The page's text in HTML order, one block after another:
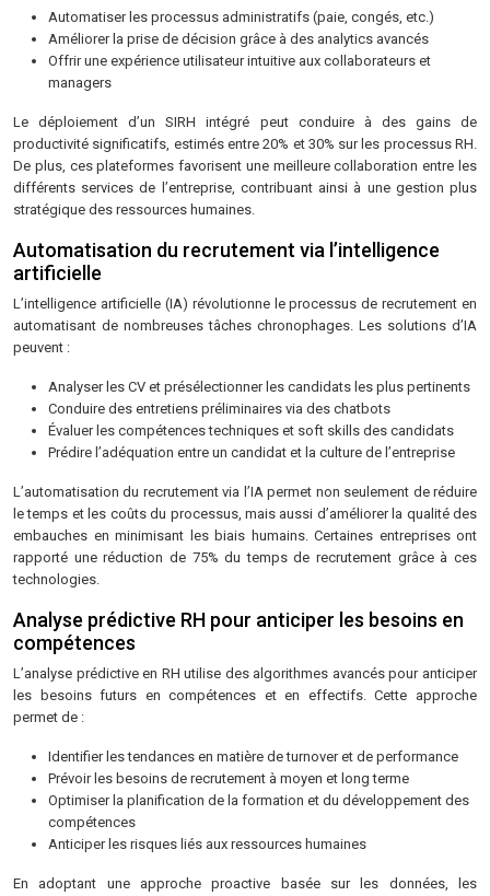
Automatiser les processus administratifs (paie, congés, etc.)
Améliorer la prise de décision grâce à des analytics avancés
Offrir une expérience utilisateur intuitive aux collaborateurs et
managers
Le déploiement d’un SIRH intégré peut conduire à des gains de
productivité significatifs, estimés entre 20% et 30% sur les processus RH.
De plus, ces plateformes favorisent une meilleure collaboration entre les
différents services de l’entreprise, contribuant ainsi à une gestion plus
stratégique des ressources humaines.
Automatisation du recrutement via l’intelligence
artificielle
L’intelligence artificielle (IA) révolutionne le processus de recrutement en
automatisant de nombreuses tâches chronophages. Les solutions d’IA
peuvent :
Analyser les CV et présélectionner les candidats les plus pertinents
Conduire des entretiens préliminaires via des chatbots
Évaluer les compétences techniques et soft skills des candidats
Prédire l’adéquation entre un candidat et la culture de l’entreprise
L’automatisation du recrutement via l’IA permet non seulement de réduire
le temps et les coûts du processus, mais aussi d’améliorer la qualité des
embauches en minimisant les biais humains. Certaines entreprises ont
rapporté une réduction de 75% du temps de recrutement grâce à ces
technologies.
Analyse prédictive RH pour anticiper les besoins en
compétences
L’analyse prédictive en RH utilise des algorithmes avancés pour anticiper
les besoins futurs en compétences et en effectifs. Cette approche
permet de :
Identifier les tendances en matière de turnover et de performance
Prévoir les besoins de recrutement à moyen et long terme
Optimiser la planification de la formation et du développement des
compétences
Anticiper les risques liés aux ressources humaines
En adoptant une approche proactive basée sur les données, les